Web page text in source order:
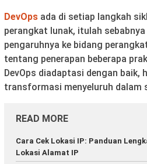
DevOps ada di setiap langkah
perangkat lunak, itulah sebabnya
pengaruhnya ke bidang
tentang penerapan beberapa
DevOps diadaptasi dengan baik,
transformasi menyeluruh dalam
READ MORE
Cara Cek Lokasi IP: Panduan
Lokasi Alamat IP